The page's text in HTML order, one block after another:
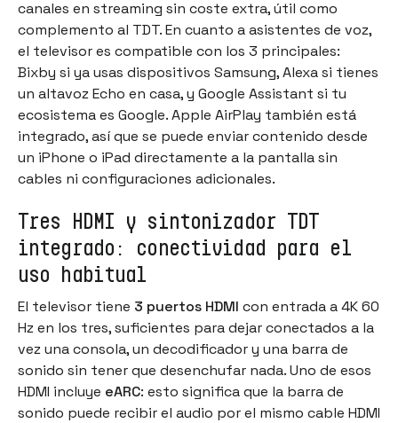
canales en streaming sin coste extra, útil como
complemento al TDT. En cuanto a asistentes de voz,
el televisor es compatible con los 3 principales:
Bixby si ya usas dispositivos Samsung, Alexa si tienes
un altavoz Echo en casa, y Google Assistant si tu
ecosistema es Google. Apple AirPlay también está
integrado, así que se puede enviar contenido desde
un iPhone o iPad directamente a la pantalla sin
cables ni configuraciones adicionales.
Tres HDMI y sintonizador TDT
integrado: conectividad para el
uso habitual
El televisor tiene 3 puertos HDMI con entrada a 4K 60
Hz en los tres, suficientes para dejar conectados a la
vez una consola, un decodificador y una barra de
sonido sin tener que desenchufar nada. Uno de esos
HDMI incluye eARC: esto significa que la barra de
sonido puede recibir el audio por el mismo cable HDMI